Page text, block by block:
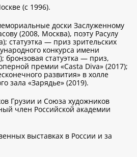
(с 1996).
доски Заслуженному
(2008, Москва), поэту Расулу
статуэтка — приз зрительских
конкурса имени
бронзовая статуэтка — приз,
премии «Casta Diva» (2017);
развития» в холле
зала «Зарядье» (2019).
Грузии и Союза художников
член Российской академии
выставках в России и за